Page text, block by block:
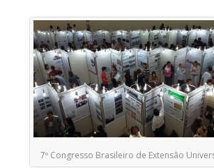
7º Congresso Brasileiro de Extensão